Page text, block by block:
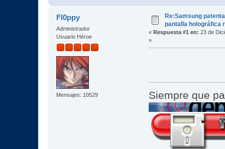
Fl0ppy
Administrador
Usuario Héroe
Mensajes: 10529
Re:Samsung
pantalla holográfica
« Respuesta #1 en: 23 de
»
Siempre que